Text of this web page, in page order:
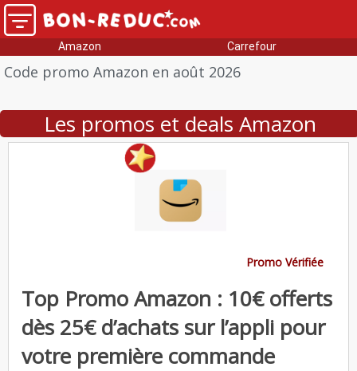
Amazon Carrefour
Code promo Amazon en août 2026
Les promos et deals Amazon
Promo Vérifiée
Top Promo Amazon : 10€ offerts
dès 25€ d’achats sur l’appli pour
votre première commande